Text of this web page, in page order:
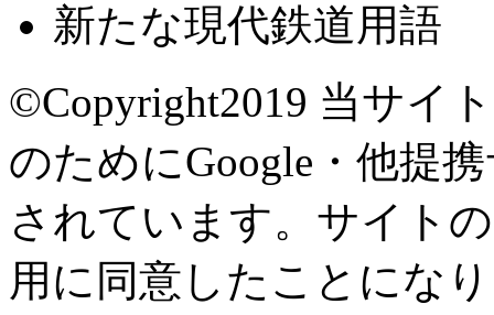
新たな現代鉄道用語
©Copyright2019 当サイ
のためにGoogle・他提
されています。サイト
用に同意したことにな